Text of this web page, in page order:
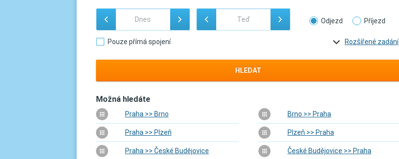
Odjezd Příjezd
Pouze přímá spojení Rozšířené zadání
HLEDAT
Možná hledáte
Praha >> Brno Brno >> Praha
Praha >> Plzeň Plzeň >> Praha
Praha >> České Budějovice České Budějovice >> Praha